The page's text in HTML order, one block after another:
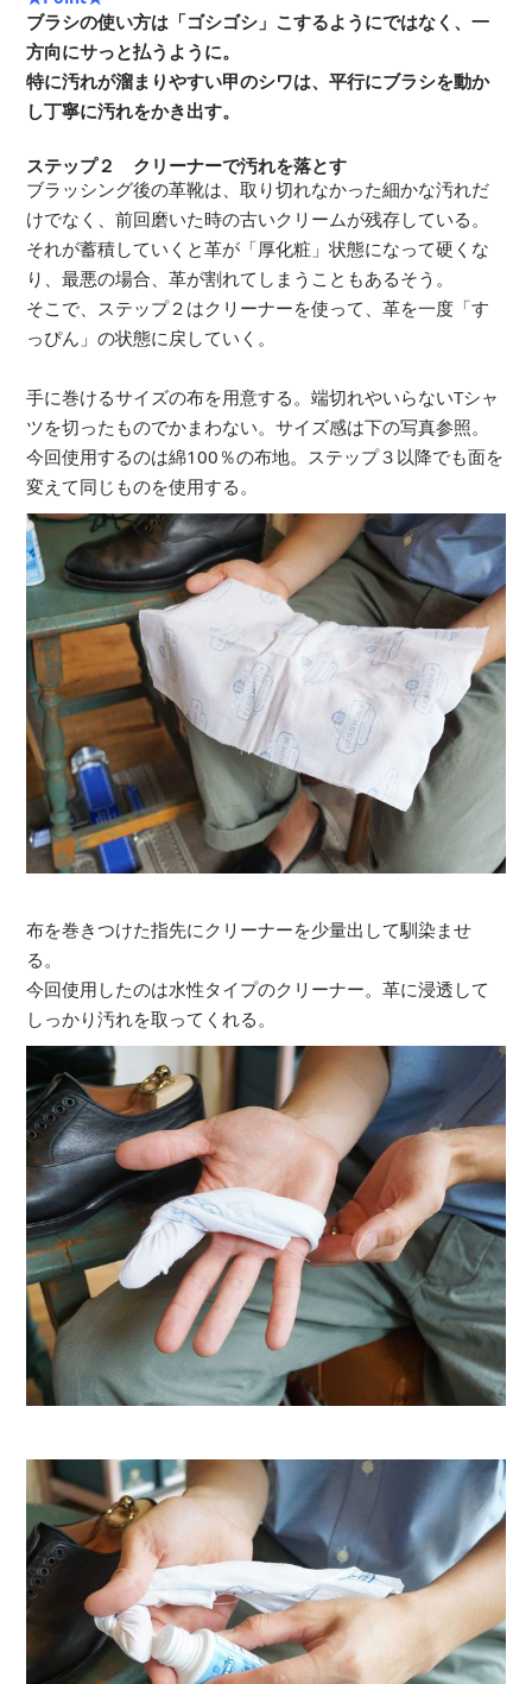
ブラシの使い方は「ゴシゴシ」こするようにではなく、一
方向にサっと払うように。
特に汚れが溜まりやすい甲のシワは、平行にブラシを動か
し丁寧に汚れをかき出す。
ステップ２ クリーナーで汚れを落とす
ブラッシング後の革靴は、取り切れなかった細かな汚れだ
けでなく、前回磨いた時の古いクリームが残存している。
それが蓄積していくと革が「厚化粧」状態になって硬くな
り、最悪の場合、革が割れてしまうこともあるそう。
そこで、ステップ２はクリーナーを使って、革を一度「す
っぴん」の状態に戻していく。
手に巻けるサイズの布を用意する。端切れやいらないTシャ
ツを切ったものでかまわない。サイズ感は下の写真参照。
今回使用するのは綿100％の布地。ステップ３以降でも面を
変えて同じものを使用する。
布を巻きつけた指先にクリーナーを少量出して馴染ませ
る。
今回使用したのは水性タイプのクリーナー。革に浸透して
しっかり汚れを取ってくれる。